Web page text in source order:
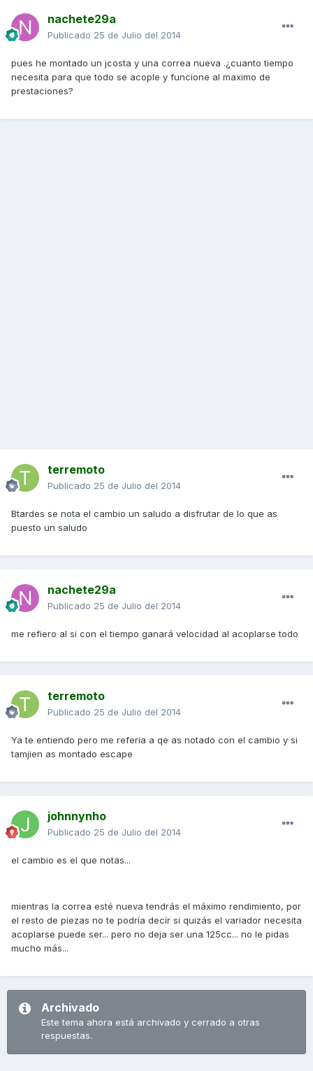
nachete29a
Publicado 25 de Julio del 2014
pues he montado un jcosta y una correa nueva .¿cuanto tiempo
necesita para que todo se acople y funcione al maximo de
prestaciones?
terremoto
Publicado 25 de Julio del 2014
Btardes se nota el cambio un saludo a disfrutar de lo que as
puesto un saludo
nachete29a
Publicado 25 de Julio del 2014
me refiero al si con el tiempo ganará velocidad al acoplarse todo
terremoto
Publicado 25 de Julio del 2014
Ya te entiendo pero me referia a qe as notado con el cambio y si
tamjien as montado escape
johnnynho
Publicado 25 de Julio del 2014
el cambio es el que notas...
mientras la correa esté nueva tendrás el máximo rendimiento, por
el resto de piezas no te podría decír si quizás el variador necesita
acoplarse puede ser... pero no deja ser una 125cc... no le pidas
mucho más...
Archivado
Este tema ahora está archivado y cerrado a otras
respuestas.